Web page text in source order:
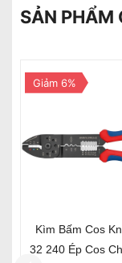
SẢN PHẨM
KNIPEX
02 Kìm Bấm